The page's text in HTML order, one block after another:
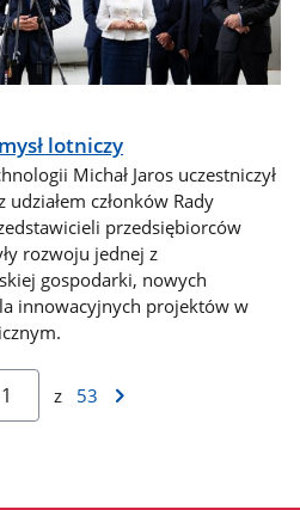
lotniczy
Michał Jaros uczestniczył
członków Rady
przedsiębiorców
rozwoju jednej z
gospodarki, nowych
innowacyjnych projektów w
z 53